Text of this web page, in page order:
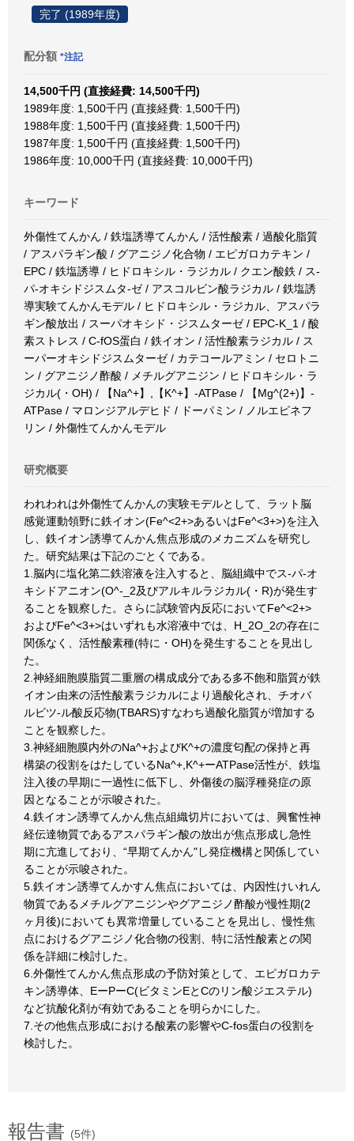
完了 (1989年度)
配分額 *注記
14,500千円 (直接経費: 14,500千円)
1989年度: 1,500千円 (直接経費: 1,500千円)
1988年度: 1,500千円 (直接経費: 1,500千円)
1987年度: 1,500千円 (直接経費: 1,500千円)
1986年度: 10,000千円 (直接経費: 10,000千円)
キーワード
外傷性てんかん / 鉄塩誘導てんかん / 活性酸素 / 過酸化脂質
/ アスパラギン酸 / グアニジノ化合物 / エピガロカテキン /
EPC / 鉄塩誘導 / ヒドロキシル・ラジカル / クエン酸鉄 / ス-
パ-オキシドジスムタ-ゼ / アスコルビン酸ラジカル / 鉄塩誘
導実験てんかんモデル / ヒドロキシル・ラジカル、アスパラ
ギン酸放出 / スーパオキシド・ジスムターゼ / EPC-K_1 / 酸
素ストレス / C-fOS蛋白 / 鉄イオン / 活性酸素ラジカル / ス
ーパーオキシドジスムターゼ / カテコールアミン / セロトニ
ン / グアニジノ酢酸 / メチルグアニジン / ヒドロキシル・ラ
ジカル(・OH) / 【Na^+】,【K^+】-ATPase / 【Mg^(2+)】-
ATPase / マロンジアルデヒド / ドーパミン / ノルエピネフ
リン / 外傷性てんかんモデル
研究概要
われわれは外傷性てんかんの実験モデルとして、ラット脳
感覚運動領野に鉄イオン(Fe^<2+>あるいはFe^<3+>)を注入
し、鉄イオン誘導てんかん焦点形成のメカニズムを研究し
た。研究結果は下記のごとくである。
1.脳内に塩化第二鉄溶液を注入すると、脳組織中でス-パ-オ
キシドアニオン(O^-_2及びアルキルラジカル(・R)が発生す
ることを観察した。さらに試験管内反応においてFe^<2+>
およびFe^<3+>はいずれも水溶液中では、H_2O_2の存在に
関係なく、活性酸素種(特に・OH)を発生することを見出し
た。
2.神経細胞膜脂質二重層の構成成分である多不飽和脂質が鉄
イオン由来の活性酸素ラジカルにより過酸化され、チオバ
ルビツ-ル酸反応物(TBARS)すなわち過酸化脂質が増加する
ことを観察した。
3.神経細胞膜内外のNa^+およびK^+の濃度匂配の保持と再
構築の役割をはたしているNa^+,K^+ーATPase活性が、鉄塩
注入後の早期に一過性に低下し、外傷後の脳浮種発症の原
因となることが示唆された。
4.鉄イオン誘導てんかん焦点組織切片においては、興奮性神
経伝達物質であるアスパラギン酸の放出が焦点形成し急性
期に亢進しており、“早期てんかん"し発症機構と関係してい
ることが示唆された。
5.鉄イオン誘導てんかすん焦点においては、内因性けいれん
物質であるメチルグアニジンやグアニジノ酢酸が慢性期(2
ヶ月後)においても異常増量していることを見出し、慢性焦
点におけるグアニジノ化合物の役割、特に活性酸素との関
係を詳細に検討した。
6.外傷性てんかん焦点形成の予防対策として、エピガロカテ
キン誘導体、EーPーC(ビタミンEとCのリン酸ジエステル)
など抗酸化剤が有効であることを明らかにした。
7.その他焦点形成における酸素の影響やC-fos蛋白の役割を
検討した。
報告書 (5件)